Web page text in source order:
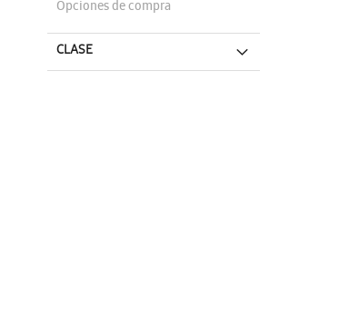
Opciones de compra
CLASE